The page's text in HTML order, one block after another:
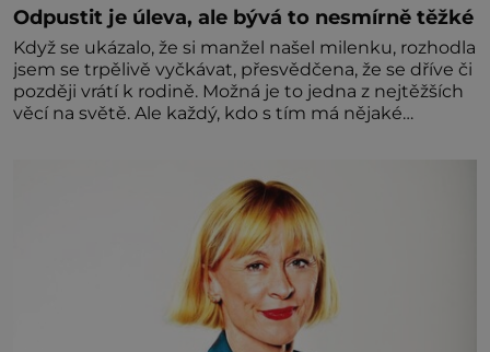
Odpustit je úleva, ale bývá to nesmírně těžké
Když se ukázalo, že si manžel našel milenku, rozhodla
jsem se trpělivě vyčkávat, přesvědčena, že se dříve či
později vrátí k rodině. Možná je to jedna z nejtěžších
věcí na světě. Ale každý, kdo s tím má nějaké